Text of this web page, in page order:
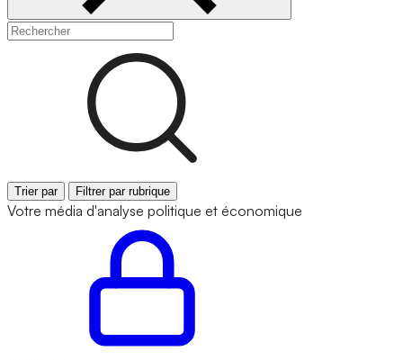
Trier par Filtrer par rubrique
Votre média d'analyse politique et économique